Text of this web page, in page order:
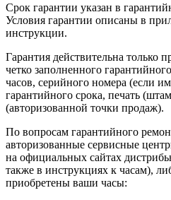
Срок гарантии указан в
Условия гарантии описаны в
инструкции.
Гарантия действительна только
четко заполненного
часов, серийного номера (если
гарантийного срока, печать
(авторизованной точки продаж).
По вопросам гарантийного
авторизованные сервисные
на официальных сайтах
также в инструкциях к часам),
приобретены ваши часы: